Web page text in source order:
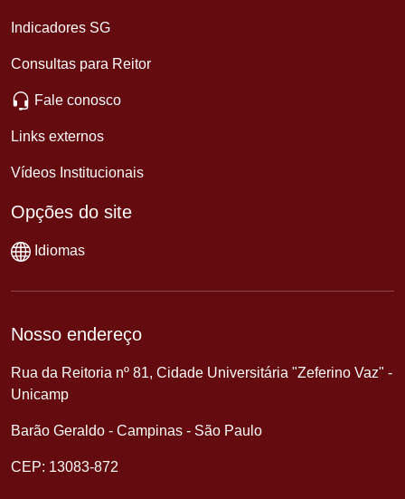
Indicadores SG
Consultas para Reitor
Fale conosco
Links externos
Vídeos Institucionais
Opções do site
Idiomas
Nosso endereço
Rua da Reitoria nº 81, Cidade Universitária "Zeferino Vaz" -
Unicamp
Barão Geraldo - Campinas - São Paulo
CEP: 13083-872